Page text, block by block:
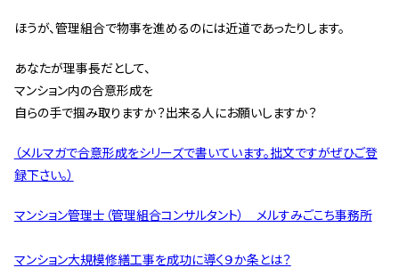
ほうが、管理組合で物事を進めるのには近道であったりします。
あなたが理事長だとして、
マンション内の合意形成を
自らの手で掴み取りますか？出来る人にお願いしますか？
（メルマガで合意形成をシリーズで書いています。拙文ですがぜひご登
録下さい。）
マンション管理士（管理組合コンサルタント） メルすみごこち事務所
マンション大規模修繕工事を成功に導く９か条とは？